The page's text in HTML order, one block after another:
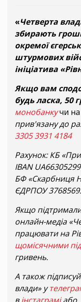
«Четверта
збирають
окремої
штурмових
ініціатива
Якщо вам
будь ласка, 50
монобанкучи на
прив'язану до
3305 3931 4184
Рахунок: КБ
IBAN
БФ «Скарбниця
ЄДРПОУ
Якщо
онлайн-медіа
працювати на
щомісячними
гривень.
А також
влади» у